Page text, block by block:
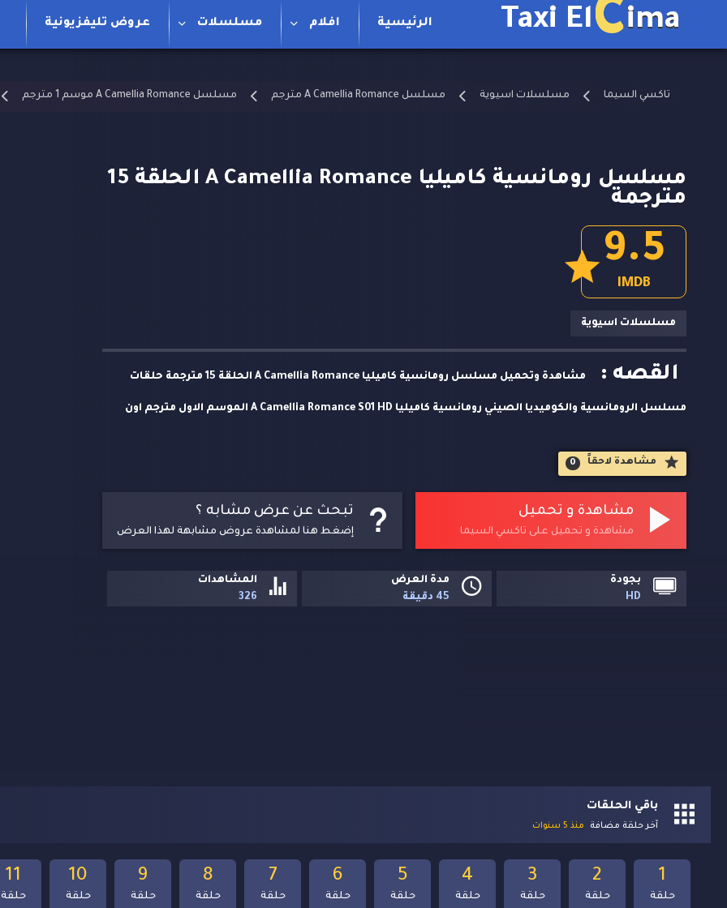
Taxi ElCima الرئيسية افلام مسلسلات عروض تليفزيونية
تاكسي السيما مسلسلات اسيوية مسلسل A Camellia Romance مترجم مسلسل A Camellia Romance موسم 1 مترجم
مسلسل رومانسية كاميليا A Camellia Romance الحلقة 15
مترجمة
IMDB
9.5
مسلسلات اسيوية
القصه : مشاهدة وتحميل مسلسل رومانسية كاميليا A Camellia Romance الحلقة 15 مترجمة حلقات
مسلسل الرومانسية والكوميديا الصيني رومانسية كاميليا A Camellia Romance S01 HD الموسم الاول مترجم اون
تشو تشو انظار عائلة تشو التي اشتهرت بكونها تاجر الشاي الاول في العالم يعتزمون ان يزوجوها من ابنهم الثمين
تشو جون ينغ وهو الوريث الشرعي للعائلة
مشاهدة لاحقاََ 0
تبحث عن عرض مشابه ؟
إضغط هنا لمشاهدة عروض مشابهة لهذا العرض
مشاهدة و تحميل
مشاهدة و تحميل على تاكسي السيما
بجودة
HD
مدة العرض
45 دقيقة
المشاهدات
326
باقي الحلقات
آخر حلقة مضافة منذ 5 سنوات
11
حلقة
10
حلقة
9
حلقة
8
حلقة
7
حلقة
6
حلقة
5
حلقة
4
حلقة
3
حلقة
2
حلقة
1
حلقة